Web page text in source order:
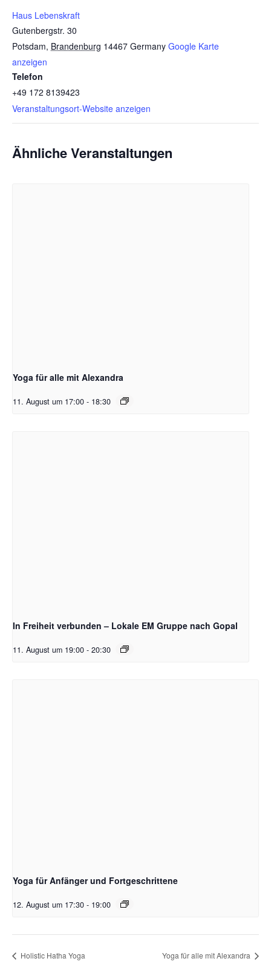
Haus Lebenskraft
Gutenbergstr. 30
Potsdam, Brandenburg 14467 Germany Google Karte
anzeigen
Telefon
+49 172 8139423
Veranstaltungsort-Website anzeigen
Ähnliche Veranstaltungen
Yoga für alle mit Alexandra
11. August um 17:00 - 18:30
In Freiheit verbunden – Lokale EM Gruppe nach Gopal
11. August um 19:00 - 20:30
Yoga für Anfänger und Fortgeschrittene
12. August um 17:30 - 19:00
Holistic Hatha Yoga Yoga für alle mit Alexandra